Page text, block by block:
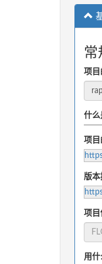
常
项目
什么
项目
版本
项目
用什